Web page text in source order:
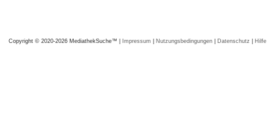
Copyright © 2020-2026 MediathekSuche™ | Impressum | Nutzungsbedingungen | Datenschutz | Hilfe